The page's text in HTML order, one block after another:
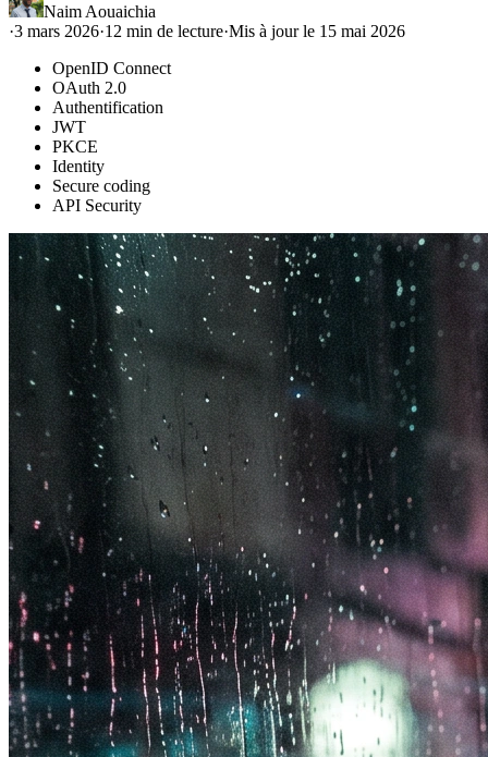
Naim Aouaichia
·3 mars 2026·12 min de lecture·Mis à jour le 15 mai 2026
OpenID Connect
OAuth 2.0
Authentification
JWT
PKCE
Identity
Secure coding
API Security